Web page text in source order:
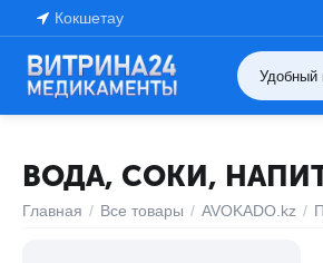
Кокшетау
ВОДА, СОКИ,
Главная / Все товары / AVOKADO.kz /